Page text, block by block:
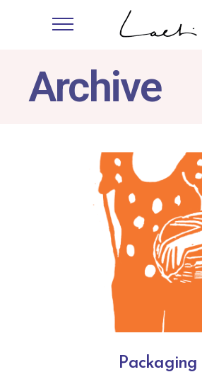
Archive
Packaging